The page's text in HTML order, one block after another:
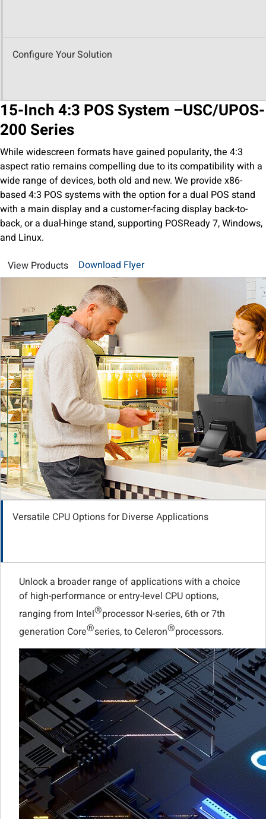
Configure Your Solution
15-Inch 4:3 POS System –USC/UPOS-
200 Series
While widescreen formats have gained popularity, the 4:3
aspect ratio remains compelling due to its compatibility with a
wide range of devices, both old and new. We provide x86-
based 4:3 POS systems with the option for a dual POS stand
with a main display and a customer-facing display back-to-
back, or a dual-hinge stand, supporting POSReady 7, Windows,
and Linux.
View Products
Download Flyer
Versatile CPU Options for Diverse Applications
Unlock a broader range of applications with a choice
of high-performance or entry-level CPU options,
ranging from Intel®processor N-series, 6th or 7th
generation Core®series, to Celeron®processors.